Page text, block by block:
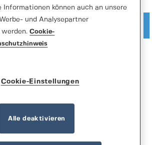
Informationen können auch an unsere
und Analysepartner
werden.Cookie-
Cookie-Einstellungen
Alle deaktivieren